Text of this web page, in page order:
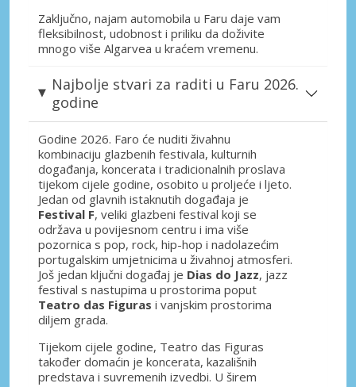
Zaključno, najam automobila u Faru daje vam
fleksibilnost, udobnost i priliku da doživite
mnogo više Algarvea u kraćem vremenu.
Najbolje stvari za raditi u Faru 2026.
godine
Godine 2026. Faro će nuditi živahnu
kombinaciju glazbenih festivala, kulturnih
događanja, koncerata i tradicionalnih proslava
tijekom cijele godine, osobito u proljeće i ljeto.
Jedan od glavnih istaknutih događaja je
Festival F, veliki glazbeni festival koji se
održava u povijesnom centru i ima više
pozornica s pop, rock, hip-hop i nadolazećim
portugalskim umjetnicima u živahnoj atmosferi.
Još jedan ključni događaj je Dias do Jazz, jazz
festival s nastupima u prostorima poput
Teatro das Figuras i vanjskim prostorima
diljem grada.
Tijekom cijele godine, Teatro das Figuras
također domaćin je koncerata, kazališnih
predstava i suvremenih izvedbi. U širem